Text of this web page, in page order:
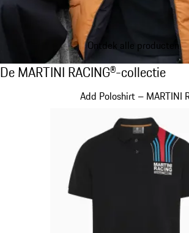
Ontdek alle producten
De MARTINI RACING®-
De MARTINI RACING®-collectie
Add Poloshirt – MARTINI